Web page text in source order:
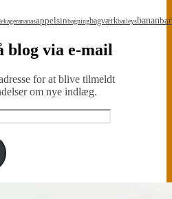
ananasappelsinbagningbagværkbaileysbananbar
blog via e-mail
for at blive tilmeldt
om nye indlæg.